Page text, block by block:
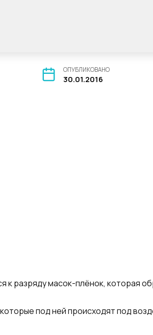
ОПУБЛИКОВАНО
30.01.2016
к разряду масок-плёнок, которая
под ней происходят под